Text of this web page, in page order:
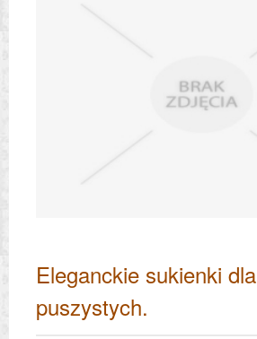
Eleganckie sukienki dla
puszystych.